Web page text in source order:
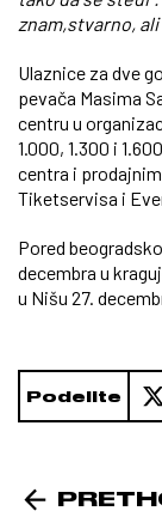
znam,stvarno, ali
Ulaznice za dve
pevača Masima
centru u
1.000, 1.300 i
centra i
Tiketservisa i
Pored
decembra u
u Nišu 27.
Podelite